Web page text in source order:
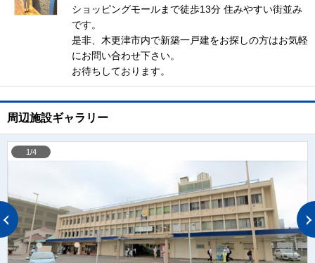
ショッピングモールまで徒歩13分 住みやすい街並み
です。
是非、木更津市内で新築一戸建をお探しの方はお気軽
にお問い合わせ下さい。
お待ちしております。
周辺施設ギャラリー
1/4